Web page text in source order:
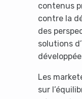
contenus
contre la
des
solutions
Les
sur